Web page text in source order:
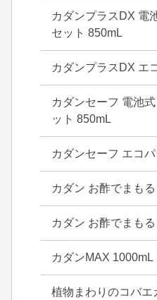
カダンプラスDX 電
セット 850mL
カダンプラスDX エ
カダンセーフ 電池
ット 850mL
カダンセーフ エコ
カダン お酢でまも
カダン お酢でまも
カダンMAX 1000mL
植物まわりのコバエ